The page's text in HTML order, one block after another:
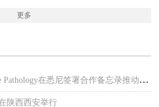
更多
澳大利亚中医药学会与4Cyte Pathology在悉尼签署合作备忘录推动中医临床与现代病理检测协作 开启澳大利亚中医专业发展新篇章
陕西西安举行